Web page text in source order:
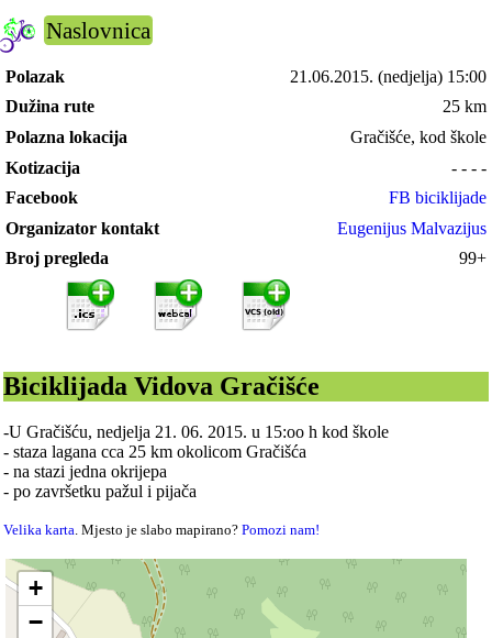
Naslovnica
Polazak 21.06.2015. (nedjelja) 15:00
Dužina rute
25 km
Polazna lokacija
Gračišće, kod škole
Kotizacija
- - - -
Facebook
FB biciklijade
Organizator kontakt
Eugenijus Malvazijus
Broj pregleda
99+
Biciklijada Vidova Gračišće
-U Gračišću, nedjelja 21. 06. 2015. u 15:oo h kod škole
- staza lagana cca 25 km okolicom Gračišća
- na stazi jedna okrijepa
- po završetku pažul i pijača
Velika karta. Mjesto je slabo mapirano?Pomozi nam!
+
−